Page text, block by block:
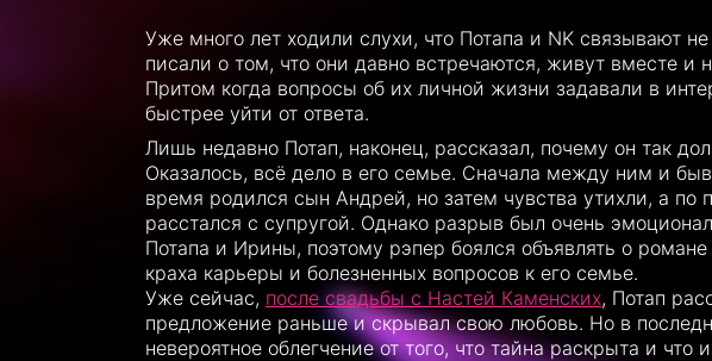
Уже много лет ходили слухи, что Потапа и NK связывают
писали о том, что они давно встречаются, живут вместе и
Притом когда вопросы об их личной жизни задавали в
быстрее уйти от ответа.
Лишь недавно Потап, наконец, рассказал, почему он так
Оказалось, всё дело в его семье. Сначала между ним и
время родился сын Андрей, но затем чувства утихли, а
расстался с супругой. Однако разрыв был очень
Потапа и Ирины, поэтому рэпер боялся объявлять о
краха карьеры и болезненных вопросов к его семье.
Уже сейчас, после свадьбы с Настей Каменских, Потап
предложение раньше и скрывал свою любовь. Но в
невероятное облегчение от того, что тайна раскрыта и что